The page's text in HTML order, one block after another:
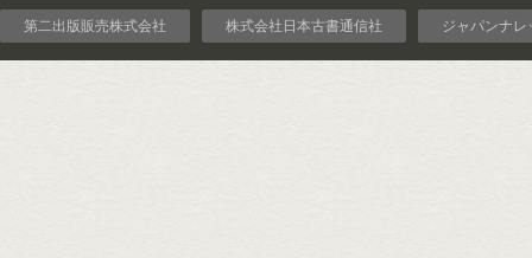
第二出版販売株式会社 株式会社日本古書通信社 ジャパンナレ